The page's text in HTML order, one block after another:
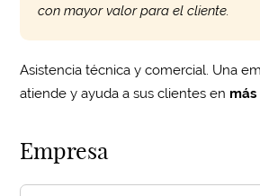
con mayor valor para el cliente.
Asistencia técnica y comercial. Una
atiende y ayuda a sus clientes en más
Empresa